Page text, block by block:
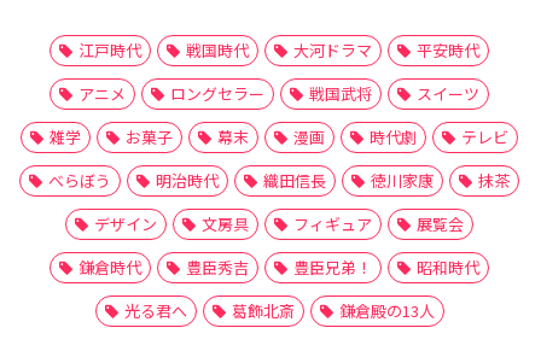
江戸時代 戦国時代 大河ドラマ
平安時代
アニメ
ロングセラー 戦国武将
スイーツ
雑学
お菓子 幕末 漫画 時代劇
テレビ
べらぼう
明治時代 織田信長 徳川家康
抹茶
デザイン
文房具 フィギュア
展覧会
鎌倉時代
豊臣秀吉 豊臣兄弟！
昭和時代
光る君へ
葛飾北斎 鎌倉殿の13人